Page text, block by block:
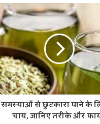
khan pakistan
से छुटकारा पाने के
चाय, जानिए तरीके और